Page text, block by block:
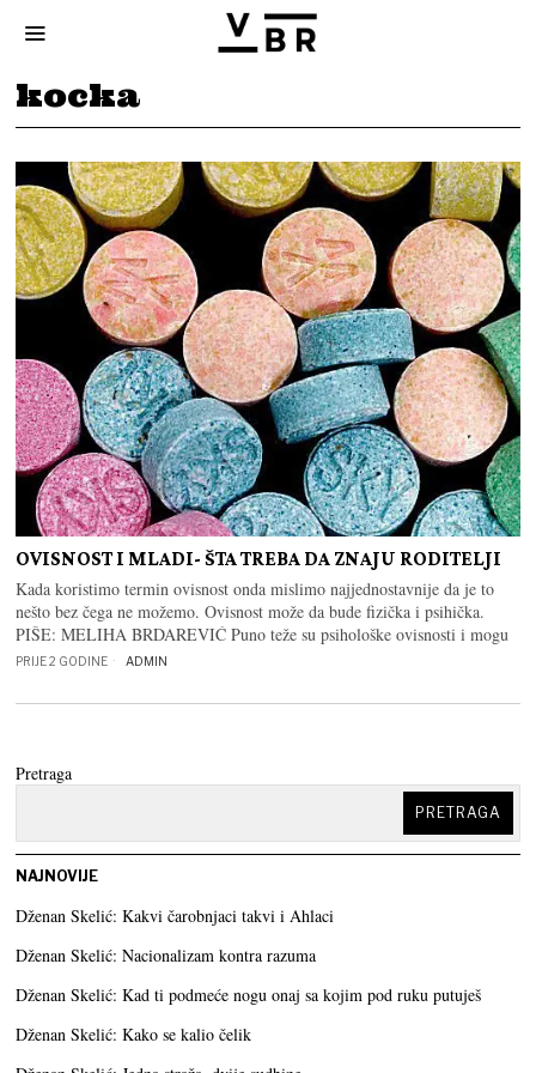
kocka
OVISNOST I MLADI- ŠTA TREBA DA ZNAJU RODITELJI
Kada koristimo termin ovisnost onda mislimo najjednostavnije da je to
nešto bez čega ne možemo. Ovisnost može da bude fizička i psihička.
PIŠE: MELIHA BRDAREVIĆ Puno teže su psihološke ovisnosti i mogu
PRIJE 2 GODINE ADMIN
Pretraga
PRETRAGA
NAJNOVIJE
Dženan Skelić: Kakvi čarobnjaci takvi i Ahlaci
Dženan Skelić: Nacionalizam kontra razuma
Dženan Skelić: Kad ti podmeće nogu onaj sa kojim pod ruku putuješ
Dženan Skelić: Kako se kalio čelik